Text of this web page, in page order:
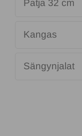
Patja 32 cm
Kangas
Sängynjalat